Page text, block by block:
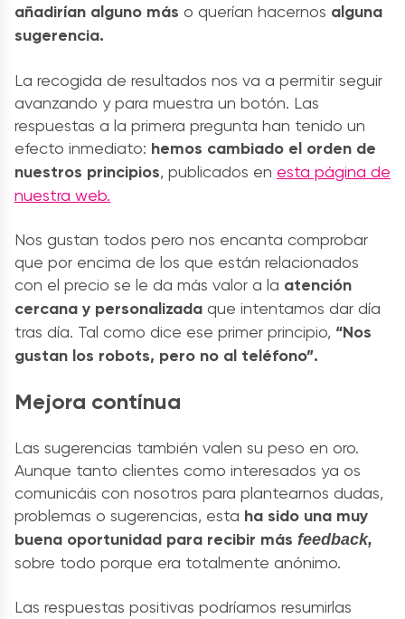
añadirían alguno más o querían hacernos alguna
sugerencia.
La recogida de resultados nos va a permitir seguir
avanzando y para muestra un botón. Las
respuestas a la primera pregunta han tenido un
efecto inmediato: hemos cambiado el orden de
nuestros principios, publicados en esta página de
nuestra web.
Nos gustan todos pero nos encanta comprobar
que por encima de los que están relacionados
con el precio se le da más valor a la atención
cercana y personalizada que intentamos dar día
tras día. Tal como dice ese primer principio, “Nos
gustan los robots, pero no al teléfono”.
Mejora contínua
Las sugerencias también valen su peso en oro.
Aunque tanto clientes como interesados ya os
comunicáis con nosotros para plantearnos dudas,
problemas o sugerencias, esta ha sido una muy
buena oportunidad para recibir más feedback,
sobre todo porque era totalmente anónimo.
Las respuestas positivas podríamos resumirlas